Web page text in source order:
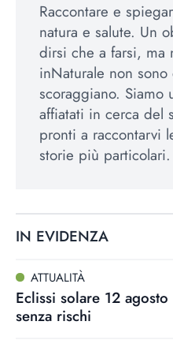
Raccontare e
natura e salute. Un
dirsi che a farsi, ma
inNaturale non
scoraggiano.
affiatati in cerca del
pronti a raccontarvi
storie più particolari.
IN EVIDENZA
ATTUALITÀ
Eclissi solare 12
senza rischi